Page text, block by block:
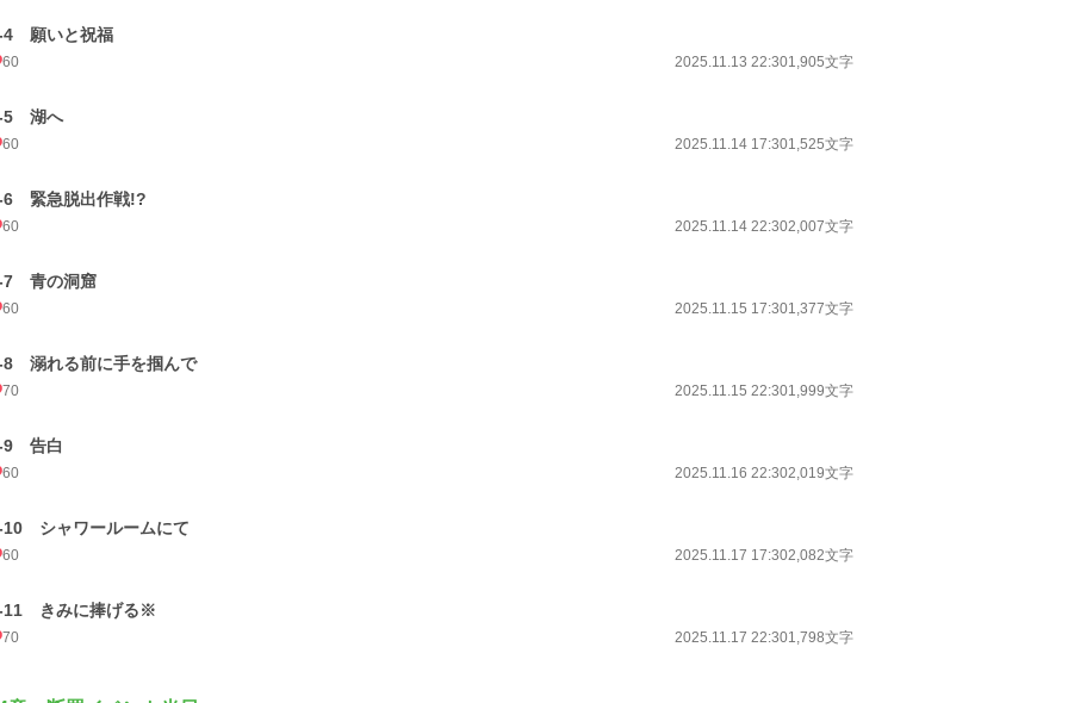
4 願いと祝福
60 2025.11.13 22:301,905文字
5 湖へ
60 2025.11.14 17:301,525文字
6 緊急脱出作戦!?
60 2025.11.14 22:302,007文字
7 青の洞窟
60 2025.11.15 17:301,377文字
8 溺れる前に手を掴んで
70 2025.11.15 22:301,999文字
9 告白
60 2025.11.16 22:302,019文字
10 シャワールームにて
60 2025.11.17 17:302,082文字
11 きみに捧げる※
70 2025.11.17 22:301,798文字